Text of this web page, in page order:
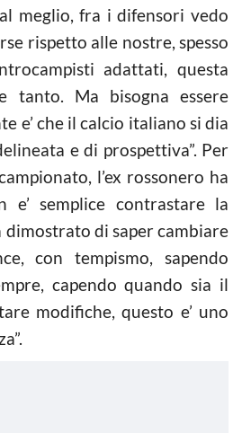
meglio, fra i difensori vedo
rispetto alle nostre, spesso
adattati, questa
tanto. Ma bisogna essere
e’ che il calcio italiano si dia
e di prospettiva”. Per
l’ex rossonero ha
e’ semplice contrastare la
dimostrato di saper cambiare
con tempismo, sapendo
capendo quando sia il
modifiche, questo e’ uno